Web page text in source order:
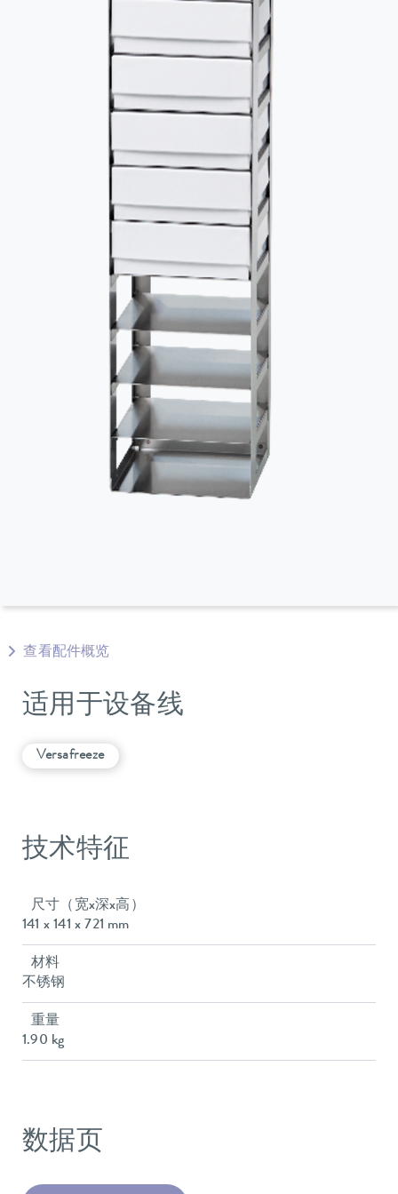
查看配件概览
适用于设备线
Versafreeze
技术特征
尺寸（宽x深x高）
141 x 141 x 721 mm
材料
不锈钢
重量
1.90 kg
数据页